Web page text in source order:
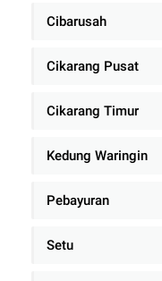
Cibarusah
Cikarang Pusat
Cikarang Timur
Kedung Waringin
Pebayuran
Setu